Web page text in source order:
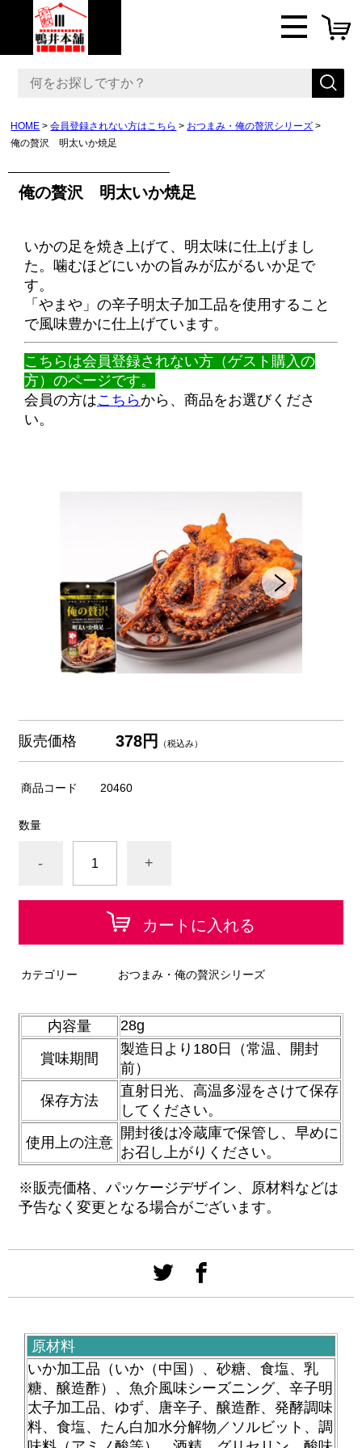
HOME 会員登録されない方はこちら
おつまみ・俺の贅沢シリーズ
俺の贅沢 明太いか焼足
俺の贅沢 明太いか焼足
いかの足を焼き上げて、明太味に仕上げまし
た。噛むほどにいかの旨みが広がるいか足で
す。
「やまや」の辛子明太子加工品を使用すること
で風味豊かに仕上げています。
こちらは会員登録されない方（ゲスト購入の
方）のページです。
会員の方はこちらから、商品をお選びくださ
い。
販売価格 378円 （税込み）
商品コード 20460
数量
- +
カートに入れる
カテゴリー おつまみ・俺の贅沢シリーズ
内容量 28g
賞味期間
製造日より180日（常温、開封
前）
保存方法
直射日光、高温多湿をさけて保存
してください。
使用上の注意
開封後は冷蔵庫で保管し、早めに
お召し上がりください。
※販売価格、パッケージデザイン、原材料などは
予告なく変更となる場合がございます。
原材料
いか加工品（いか（中国）、砂糖、食塩、乳
糖、醸造酢）、魚介風味シーズニング、辛子明
太子加工品、ゆず、唐辛子、醸造酢、発酵調味
料、食塩、たん白加水分解物／ソルビット、調